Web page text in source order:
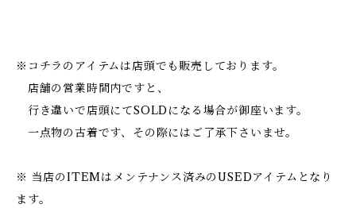
※コチラのアイテムは店頭でも販売しております。
店舗の営業時間内ですと、
行き違いで店頭にてSOLDになる場合が御座います。
一点物の古着です、その際にはご了承下さいませ。
※ 当店のITEMはメンテナンス済みのUSEDアイテムとなり
ます。